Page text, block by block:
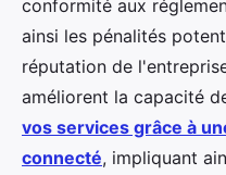
conformité aux
ainsi les pénalités
réputation de
améliorent la capacité
vos services grâce à
connecté, impliquant